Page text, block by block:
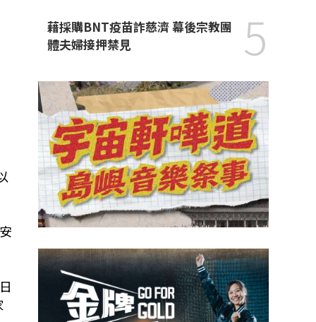
藉採購BNT疫苗詐慈濟 幕後宗教團
體夫婦接押禁見
5